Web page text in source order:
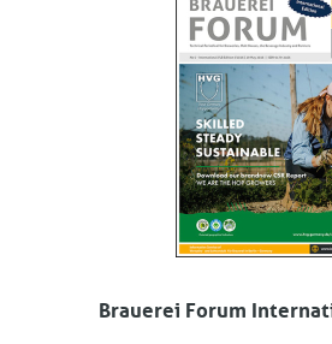
Brauerei Forum